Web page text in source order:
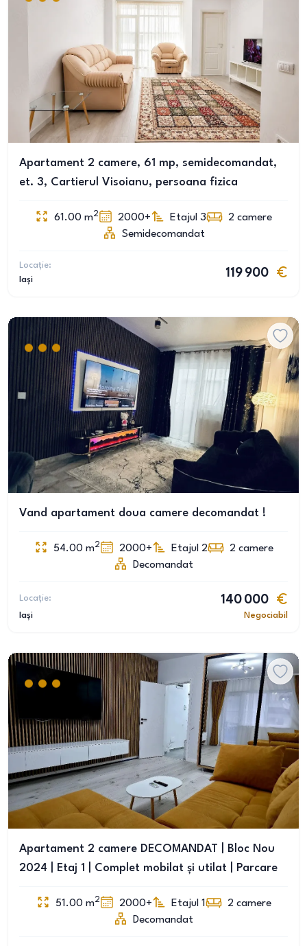
Apartament 2 camere, 61 mp, semidecomandat,
et. 3, Cartierul Visoianu, persoana fizica
61.00 m2 2000+ Etajul 3 2 camere
Semidecomandat
Locație:
Iași
119 900
Vand apartament doua camere decomandat !
54.00 m2 2000+ Etajul 2 2 camere
Decomandat
Locație:
Iași
140 000
Negociabil
Apartament 2 camere DECOMANDAT | Bloc Nou
2024 | Etaj 1 | Complet mobilat și utilat | Parcare
51.00 m2 2000+ Etajul 1 2 camere
Decomandat